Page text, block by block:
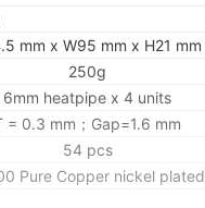
mm x W95 mm x H21 mm
250g
6mm heatpipe x 4 units
= 0.3 mm；Gap=1.6 mm
54 pcs
Pure Copper nickel plated